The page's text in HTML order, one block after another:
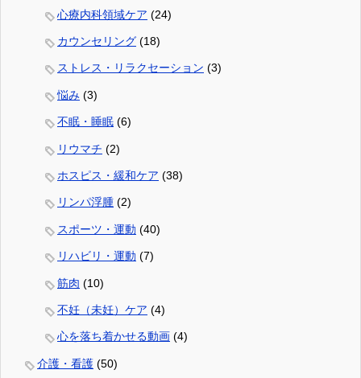
心療内科領域ケア (24)
カウンセリング (18)
ストレス・リラクセーション (3)
悩み (3)
不眠・睡眠 (6)
リウマチ (2)
ホスピス・緩和ケア (38)
リンパ浮腫 (2)
スポーツ・運動 (40)
リハビリ・運動 (7)
筋肉 (10)
不妊（未妊）ケア (4)
心を落ち着かせる動画 (4)
介護・看護 (50)